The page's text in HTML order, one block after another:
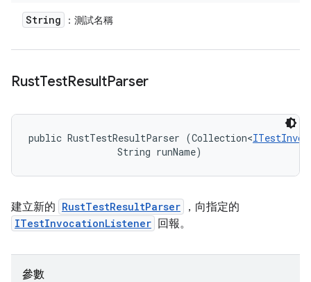
String ：測試名稱
RustTestResultParser
public RustTestResultParser (Collection<
                String runName)
建立新的 RustTestResultParser ，向指定的
ITestInvocationListener 回報。
參數